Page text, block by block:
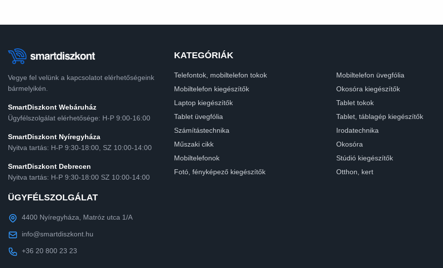
Vegye fel velünk a kapcsolatot elérhetőségeink
bármelyikén.
SmartDiszkont Webáruház
Ügyfélszolgálat elérhetősége: H-P 9:00-16:00
SmartDiszkont Nyíregyháza
Nyitva tartás: H-P 9:30-18:00, SZ 10:00-14:00
SmartDiszkont Debrecen
Nyitva tartás: H-P 9:30-18:00 SZ 10:00-14:00
ÜGYFÉLSZOLGÁLAT
4400 Nyíregyháza, Matróz utca 1/A
info@smartdiszkont.hu
+36 20 800 23 23
KATEGÓRIÁK
Telefontok, mobiltelefon tokok
Mobiltelefon üvegfólia
Mobiltelefon kiegészítők
Okosóra kiegészítők
Laptop kiegészítők
Tablet tokok
Tablet üvegfólia
Tablet, táblagép kiegészítők
Számítástechnika
Irodatechnika
Műszaki cikk
Okosóra
Mobiltelefonok
Stúdió kiegészítők
Fotó, fényképező kiegészítők
Otthon, kert